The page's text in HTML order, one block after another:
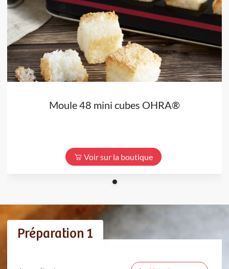
Moule 48 mini cubes OHRA®
Voir sur la boutique
Préparation 1